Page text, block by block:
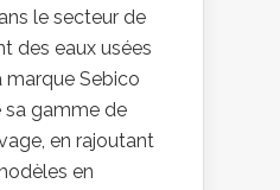
le secteur de
des eaux usées
marque Sebico
sa gamme de
en rajoutant
en